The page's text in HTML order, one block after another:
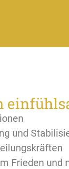
und
Frieden und